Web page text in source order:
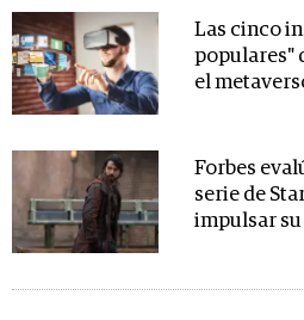
Las cinco
populares"
el
Forbes
serie de
impulsar